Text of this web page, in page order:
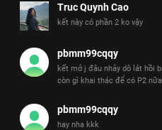
Truc Quynh Cao
kết này có phần 2 ko vậy
pbmm99cqqy
kết mở j đâu nhảy dô lát hồi
còn gì khai thác để có P2
pbmm99cqqy
hay nha kkk